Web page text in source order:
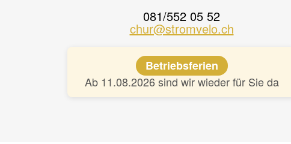
081/552 05 52
chur@stromvelo.ch
Betriebsferien
Ab 11.08.2026 sind wir wieder für Sie da